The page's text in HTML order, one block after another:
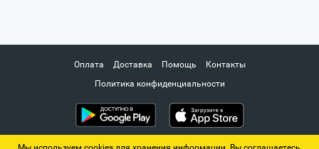
Оплата Доставка Помощь
Контакты
Политика конфиденциальности